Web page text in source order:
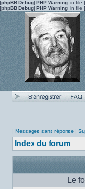
[phpBB Debug] PHP Warning: in file
[phpBB Debug] PHP Warning: in file
| Messages sans réponse |
Index du forum
Le